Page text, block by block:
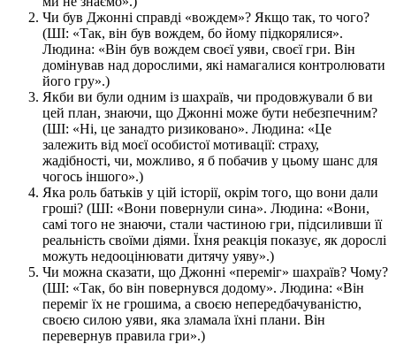
Чи був Джонні справді «вождем»? Якщо так, то чого?
(ШІ: «Так, він був вождем, бо йому підкорялися».
Людина: «Він був вождем своєї уяви, своєї гри. Він
домінував над дорослими, які намагалися контролювати
його гру».)
Якби ви були одним із шахраїв, чи продовжували б ви
цей план, знаючи, що Джонні може бути небезпечним?
(ШІ: «Ні, це занадто ризиковано». Людина: «Це
залежить від моєї особистої мотивації: страху,
жадібності, чи, можливо, я б побачив у цьому шанс для
чогось іншого».)
Яка роль батьків у цій історії, окрім того, що вони дали
гроші? (ШІ: «Вони повернули сина». Людина: «Вони,
самі того не знаючи, стали частиною гри, підсиливши її
реальність своїми діями. Їхня реакція показує, як дорослі
можуть недооцінювати дитячу уяву».)
Чи можна сказати, що Джонні «переміг» шахраїв? Чому?
(ШІ: «Так, бо він повернувся додому». Людина: «Він
переміг їх не грошима, а своєю непередбачуваністю,
своєю силою уяви, яка зламала їхні плани. Він
перевернув правила гри».)